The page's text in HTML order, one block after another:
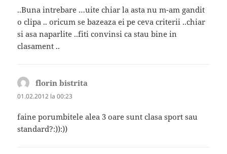
..Buna intrebare …uite chiar la asta nu m-am gandit
o clipa .. oricum se bazeaza ei pe ceva criterii ..chiar
si asa naparlite ..fiti convinsi ca stau bine in
clasament ..
florin bistrita
01.02.2012 la 00:23
faine porumbitele alea 3 oare sunt clasa sport sau
standard?:)):))